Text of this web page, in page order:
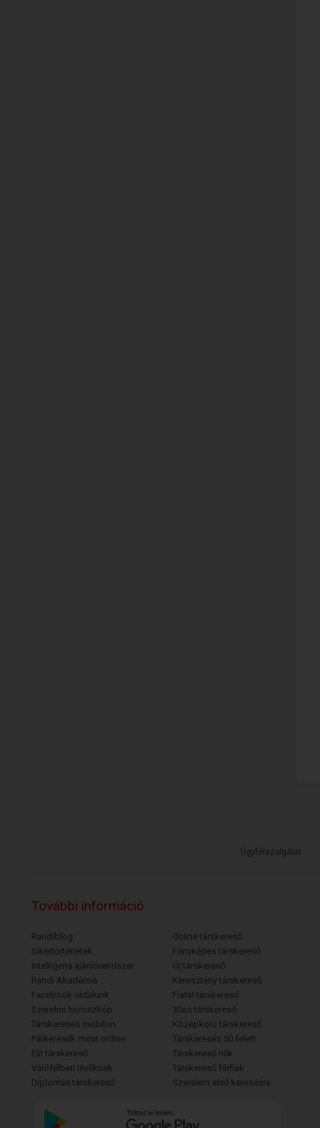
Ügyfélszolgálat
További információ
Randiblog
Sikertörténetek
Intelligens ajánlórendszer
Randi Akadémia
Facebook oldalunk
Szerelmi horoszkóp
Társkeresés mobilon
Párkeresők most online
Elit társkereső
Válófélben lévőknek
Diplomás társkereső
Online társkereső
Fényképes társkereső
Új társkereső
Keresztény társkereső
Fiatal társkereső
30as társkereső
Középkorú társkereső
Társkeresés 50 felett
Társkereső nők
Társkereső férfiak
Szerelem első keresésre